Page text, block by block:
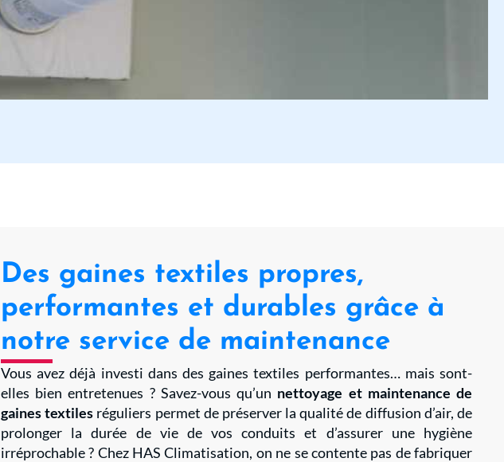
Des gaines textiles propres,
performantes et durables grâce à
notre service de maintenance
Vous avez déjà investi dans des gaines textiles performantes… mais sont-
elles bien entretenues ? Savez-vous qu’un nettoyage et maintenance de
gaines textiles réguliers permet de préserver la qualité de diffusion d’air, de
prolonger la durée de vie de vos conduits et d’assurer une hygiène
irréprochable ? Chez HAS Climatisation, on ne se contente pas de fabriquer